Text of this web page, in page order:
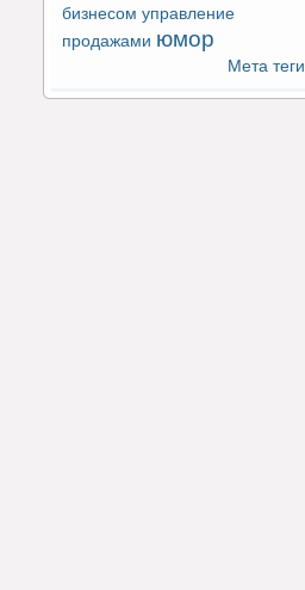
бизнесом управление
продажами юмор
Мета теги